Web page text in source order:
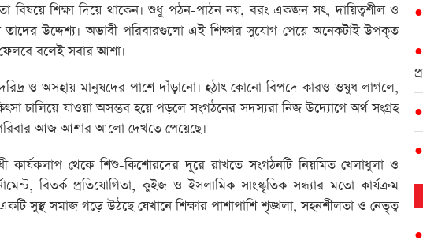
বিষয়ে শিক্ষা দিয়ে থাকেন। শুধু পঠন-পাঠন নয়, বরং একজন সৎ, দায়িত্বশীল ও
উদ্দেশ্য। অভাবী পরিবারগুলো এই শিক্ষার সুযোগ পেয়ে অনেকটাই উপকৃত
বলেই সবার আশা।
ও অসহায় মানুষদের পাশে দাঁড়ানো। হঠাৎ কোনো বিপদে কারও ওষুধ লাগলে,
চালিয়ে যাওয়া অসম্ভব হয়ে পড়লে সংগঠনের সদস্যরা নিজ উদ্যোগে অর্থ সংগ্রহ
পরিবার আজ আশার আলো দেখতে পেয়েছে।
থেকে শিশু-কিশোরদের দূরে রাখতে সংগঠনটি নিয়মিত খেলাধুলা ও
বিতর্ক প্রতিযোগিতা, কুইজ ও ইসলামিক সাংস্কৃতিক সন্ধ্যার মতো কার্যক্রম
সুস্থ সমাজ গড়ে উঠছে যেখানে শিক্ষার পাশাপাশি শৃঙ্খলা, সহনশীলতা ও নেতৃত্ব
●
●
●
●
●